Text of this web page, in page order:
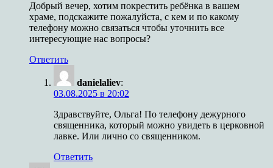
Добрый вечер, хотим покрестить ребёнка в вашем
храме, подскажите пожалуйста, с кем и по какому
телефону можно связаться чтобы уточнить все
интересующие нас вопросы?
Ответить
danielaliev:
03.08.2025 в 20:02
Здравствуйте, Ольга! По телефону дежурного
священника, который можно увидеть в церковной
лавке. Или лично со священником.
Ответить